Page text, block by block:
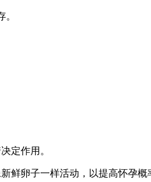
定作用。
鲜卵子一样活动，以提高怀孕概